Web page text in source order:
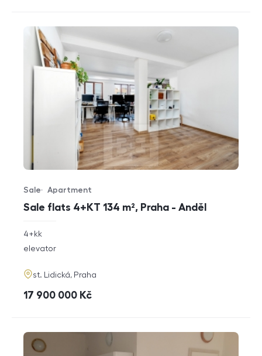
Sale flats 4+KT 134 m², Praha - Anděl
Offer type
Sale
Property type
Apartment
rozměry
4+kk
funkce
elevator
adresa
st. Lidická, Praha
cena
17 900 000 Kč